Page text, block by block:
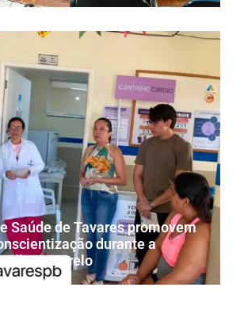
Saúde de Tavares promovem
durante a
Amarelo